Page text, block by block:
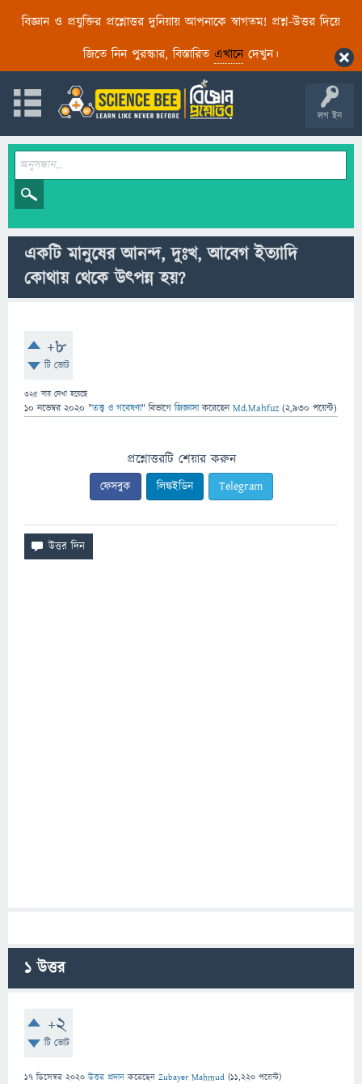
বিজ্ঞান ও প্রযুক্তির প্রশ্নোত্তর দুনিয়ায় আপনাকে স্বাগতম! প্রশ্ন-উত্তর দিয়ে
জিতে নিন পুরস্কার, বিস্তারিত এখানেদেখুন।
লগ ইন
একটি মানুষের আনন্দ, দুঃখ, আবেগ ইত্যাদি
কোথায় থেকে উৎপন্ন হয়?
+8
টি ভোট
325 বার দেখা হয়েছে
10 নভেম্বর 2020 "তত্ত্ব ও গবেষণা" বিভাগে জিজ্ঞাসাকরেছেনMd.Mahfuz (2,930 পয়েন্ট)
প্রশ্নোত্তরটি শেয়ার করুন
ফেসবুক লিঙ্কইডিন Telegram
1উত্তর
+2
টি ভোট
17 ডিসেম্বর 2020 উত্তর প্রদান করেছেন Zubayer Mahmud (11,220 পয়েন্ট)